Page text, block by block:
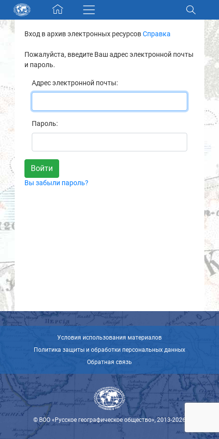
Skip navigation
Разделы и коллекции
Электронный каталог
Новости
О нас
Контакты
Партнеры
Вход в архив электронных ресурсовСправка
Пожалуйста, введите Ваш адрес электронной почты
и пароль.
Адрес электронной почты:
Пароль:
Вы забыли пароль?
Условия использования материалов
Политика защиты и обработки персональных данных
Обратная связь
© ВОО «Русское географическое общество», 2013-2026